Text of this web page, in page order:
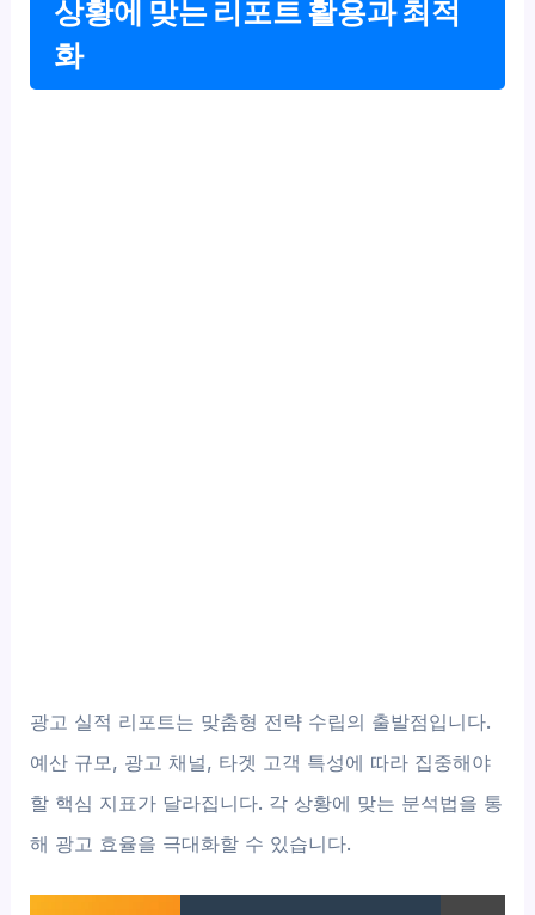
상황에 맞는 리포트 활용과 최적
화
광고 실적 리포트는 맞춤형 전략 수립의 출발점입니다.
예산 규모, 광고 채널, 타겟 고객 특성에 따라 집중해야
할 핵심 지표가 달라집니다. 각 상황에 맞는 분석법을 통
해 광고 효율을 극대화할 수 있습니다.